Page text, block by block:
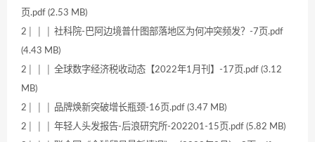
页.pdf (2.53 MB)
2│ │ │ 社科院-巴阿边境普什图部落地区为何冲突频发？-7页.pdf
(4.43 MB)
2│ │ │ 全球数字经济税收动态【2022年1月刊】-17页.pdf (3.12
MB)
2│ │ │ 品牌焕新突破增长瓶颈-16页.pdf (3.47 MB)
2│ │ │ 年轻人头发报告-后浪研究所-202201-15页.pdf (5.82 MB)